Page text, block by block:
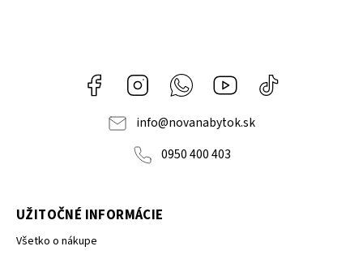
Facebook Instagram Whatsapp Youtube
nábytok
NOVA
info@novanabytok.sk
0950 400 403
UŽITOČNÉ INFORMÁCIE
Všetko o nákupe